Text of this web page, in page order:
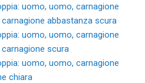
uomo, uomo, carnagione
abbastanza scura
uomo, uomo, carnagione
scura
uomo, uomo, carnagione
chiara